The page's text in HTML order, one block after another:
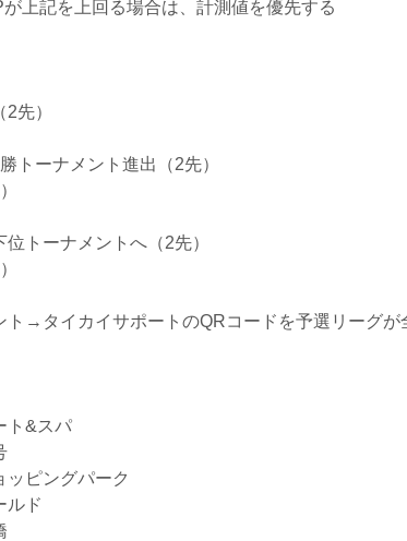
上記を上回る場合は、計測値を優先する
先）
トーナメント進出（2先）
位トーナメントへ（2先）
ト→タイカイサポートのQRコードを予選リー
ト&スパ
ッピングパーク
ルド